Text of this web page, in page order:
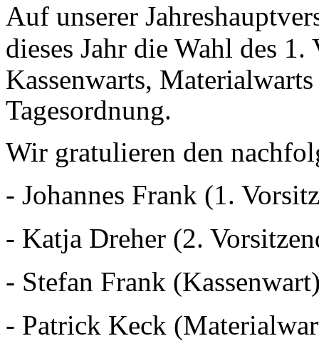
Auf unserer
dieses Jahr die Wahl des 1.
Kassenwarts,
Tagesordnung.
Wir gratulieren den
- Johannes Frank (1.
- Katja Dreher (2.
- Stefan Frank
- Patrick Keck